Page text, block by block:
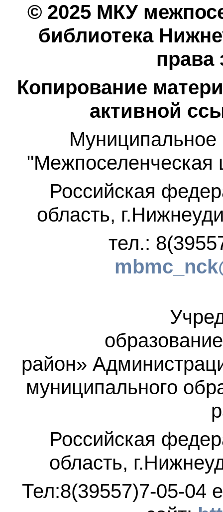
© 2025 МКУ
библиотека
Копирование
активной
Муниципальное
"Межпоселенческая
Российская
область,
тел.:
район»
муниципального
Российская
область,
Тел:8(39557)7-05-04